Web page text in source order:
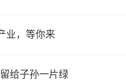
业，等你来
给子孙一片绿